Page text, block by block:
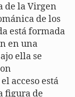
de la Virgen
de los
está formada
en una
ella se
acceso está
figura de